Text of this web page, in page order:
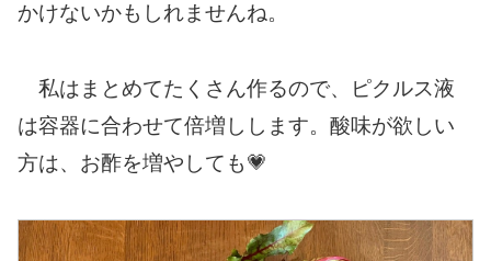
かけないかもしれませんね。
私はまとめてたくさん作るので、ピクルス液
は容器に合わせて倍増しします。酸味が欲しい
方は、お酢を増やしても💗